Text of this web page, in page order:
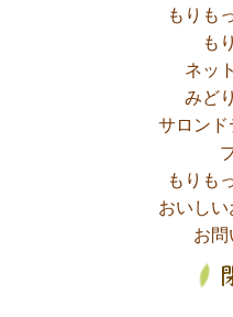
もりも
も
ネッ
みど
サロンド
もりも
おいし
お問